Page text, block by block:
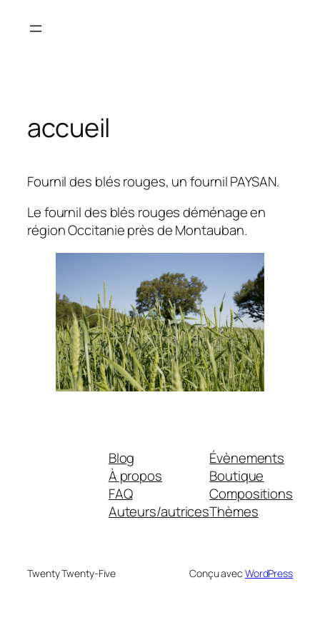
accueil
Fournil des blés rouges, un fournil PAYSAN.
Le fournil des blés rouges déménage en
région Occitanie près de Montauban.
Blog
À propos
FAQ
Auteurs/autrices
Évènements
Boutique
Compositions
Thèmes
Twenty Twenty-Five Conçu avec WordPress